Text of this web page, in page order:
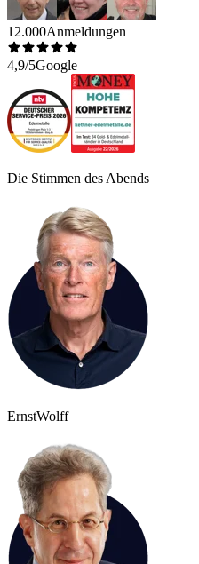
12.000Anmeldungen
4,9/5Google
Die Stimmen des Abends
ErnstWolff